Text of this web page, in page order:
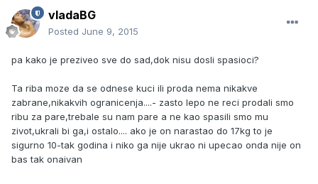
vladaBG
Posted June 9, 2015
pa kako je preziveo sve do sad,dok nisu dosli spasioci?
Ta riba moze da se odnese kuci ili proda nema nikakve
zabrane,nikakvih ogranicenja....- zasto lepo ne reci prodali smo
ribu za pare,trebale su nam pare a ne kao spasili smo mu
zivot,ukrali bi ga,i ostalo.... ako je on narastao do 17kg to je
sigurno 10-tak godina i niko ga nije ukrao ni upecao onda nije on
bas tak onaivan